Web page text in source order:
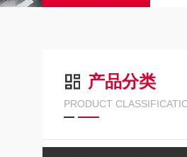
产品分类
PRODUCT